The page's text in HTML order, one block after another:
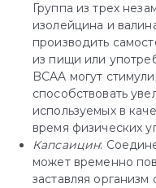
Группа из трех
изолейцина и
производить
из пищи или
BCAA могут
способствовать
используемых в
время физических
Капсаицин:
может временно
заставляя